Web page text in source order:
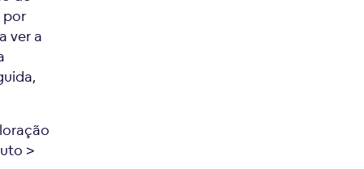
por
ver a
>